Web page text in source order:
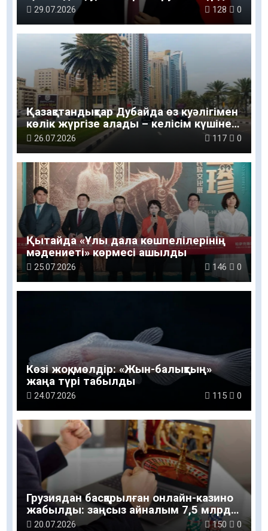
29.07.2026 128 0
Қазақстандықтар Дубайда өз куәлігімен
көлік жүргізе алады – келісім күшіне
енді
26.07.2026 117 0
Қытайда «Ұлы дала көшпелілерінің
мәдениеті» көрмесі ашылды
25.07.2026 146 0
Көзі жоқ, мөлдір: «Жын-балықтың»
жаңа түрі табылды
24.07.2026 115 0
Грузиядан басқарылған онлайн-казино
жабылды: заңсыз айналым 7,5 млрд
теңгеге жеткен
20.07.2026 150 0